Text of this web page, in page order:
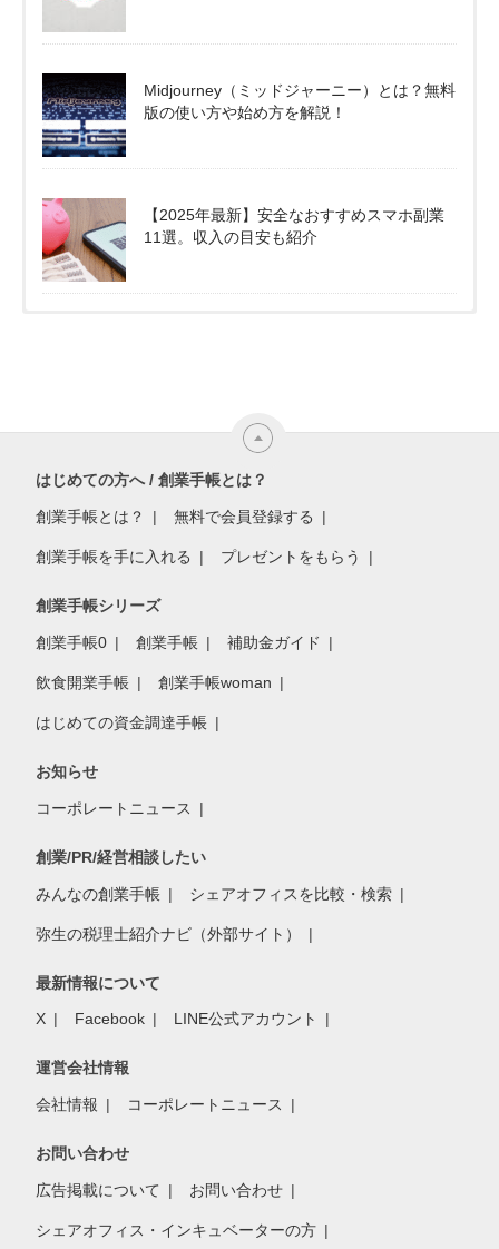
Midjourney（ミッドジャーニー）とは？無料
版の使い方や始め方を解説！
【2025年最新】安全なおすすめスマホ副業
11選。収入の目安も紹介
はじめての方へ / 創業手帳とは？
創業手帳とは？ 無料で会員登録する
創業手帳を手に入れる プレゼントをもらう
創業手帳シリーズ
創業手帳0 創業手帳 補助金ガイド
飲食開業手帳 創業手帳woman
はじめての資金調達手帳
お知らせ
コーポレートニュース
創業/PR/経営相談したい
みんなの創業手帳 シェアオフィスを比較・検索
弥生の税理士紹介ナビ（外部サイト）
最新情報について
X Facebook LINE公式アカウント
運営会社情報
会社情報 コーポレートニュース
お問い合わせ
広告掲載について お問い合わせ
シェアオフィス・インキュベーターの方